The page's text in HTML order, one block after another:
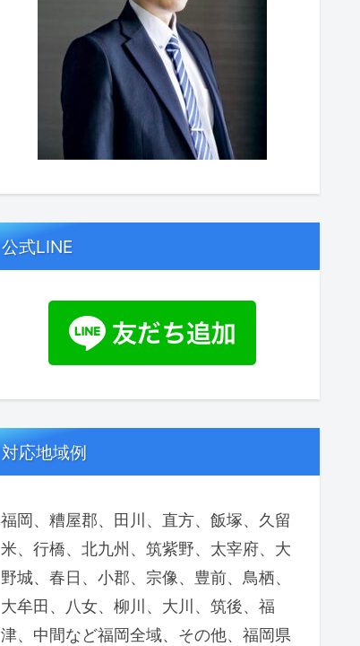
公式LINE
対応地域例
福岡、糟屋郡、田川、直方、飯塚、久留
米、行橋、北九州、筑紫野、太宰府、大
野城、春日、小郡、宗像、豊前、鳥栖、
大牟田、八女、柳川、大川、筑後、福
津、中間など福岡全域、その他、福岡県